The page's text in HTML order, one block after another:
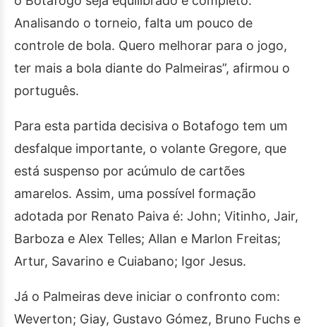
Analisando o torneio, falta um pouco de
controle de bola. Quero melhorar para o jogo,
ter mais a bola diante do Palmeiras”, afirmou o
português.
Para esta partida decisiva o Botafogo tem um
desfalque importante, o volante Gregore, que
está suspenso por acúmulo de cartões
amarelos. Assim, uma possível formação
adotada por Renato Paiva é: John; Vitinho, Jair,
Barboza e Alex Telles; Allan e Marlon Freitas;
Artur, Savarino e Cuiabano; Igor Jesus.
Já o Palmeiras deve iniciar o confronto com:
Weverton; Giay, Gustavo Gómez, Bruno Fuchs e